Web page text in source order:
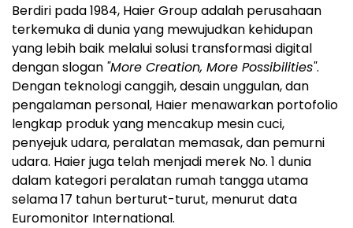
Berdiri pada 1984, Haier Group adalah perusahaan
terkemuka di dunia yang mewujudkan kehidupan
yang lebih baik melalui solusi transformasi digital
dengan slogan "More Creation, More Possibilities".
Dengan teknologi canggih, desain unggulan, dan
pengalaman personal, Haier menawarkan portofolio
lengkap produk yang mencakup mesin cuci,
penyejuk udara, peralatan memasak, dan pemurni
udara. Haier juga telah menjadi merek No. 1 dunia
dalam kategori peralatan rumah tangga utama
selama 17 tahun berturut-turut, menurut data
Euromonitor International.